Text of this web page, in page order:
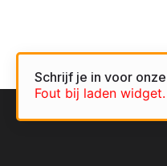
Schrijf je in voor
Fout bij laden widget.